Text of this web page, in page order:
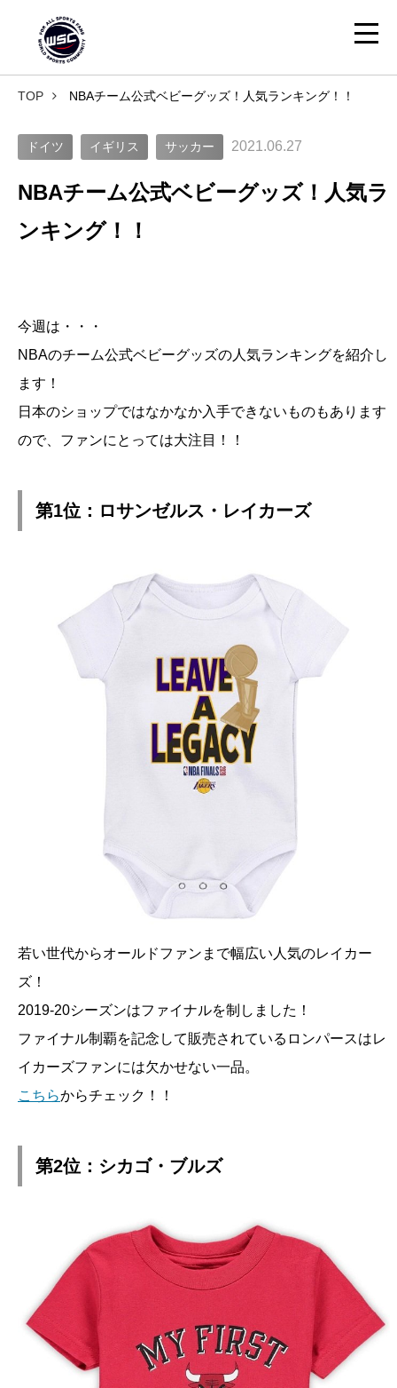
TOP NBAチーム公式ベビーグッズ！人気ランキング！！
ドイツ イギリス サッカー 2021.06.27
NBAチーム公式ベビーグッズ！人気ラ
ンキング！！
今週は・・・
NBAのチーム公式ベビーグッズの人気ランキングを紹介し
ます！
日本のショップではなかなか入手できないものもあります
ので、ファンにとっては大注目！！
第1位：ロサンゼルス・レイカーズ
若い世代からオールドファンまで幅広い人気のレイカー
ズ！
2019-20シーズンはファイナルを制しました！
ファイナル制覇を記念して販売されているロンパースはレ
イカーズファンには欠かせない一品。
こちらからチェック！！
第2位：シカゴ・ブルズ